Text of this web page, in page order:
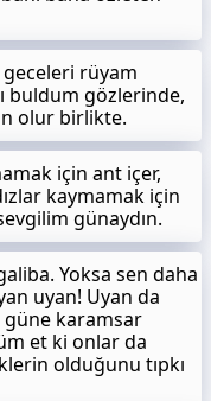
rüyam
buldum gözlerinde,
olur birlikte.
için ant içer,
kaymamak için
günaydın.
Yoksa sen daha
uyan! Uyan da
güne karamsar
et ki onlar da
olduğunu tıpkı